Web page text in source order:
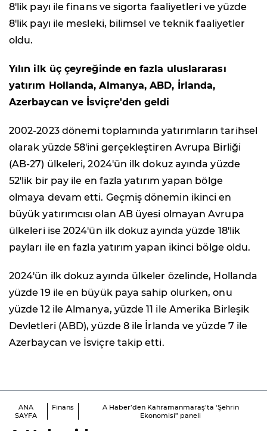
8'lik payı ile finans ve sigorta faaliyetleri ve yüzde
8'lik payı ile mesleki, bilimsel ve teknik faaliyetler
oldu.
Yılın ilk üç çeyreğinde en fazla uluslararası
yatırım Hollanda, Almanya, ABD, İrlanda,
Azerbaycan ve İsviçre'den geldi
2002-2023 dönemi toplamında yatırımların tarihsel
olarak yüzde 58'ini gerçekleştiren Avrupa Birliği
(AB-27) ülkeleri, 2024'ün ilk dokuz ayında yüzde
52'lik bir pay ile en fazla yatırım yapan bölge
olmaya devam etti. Geçmiş dönemin ikinci en
büyük yatırımcısı olan AB üyesi olmayan Avrupa
ülkeleri ise 2024'ün ilk dokuz ayında yüzde 18'lik
payları ile en fazla yatırım yapan ikinci bölge oldu.
2024'ün ilk dokuz ayında ülkeler özelinde, Hollanda
yüzde 19 ile en büyük paya sahip olurken, onu
yüzde 12 ile Almanya, yüzde 11 ile Amerika Birleşik
Devletleri (ABD), yüzde 8 ile İrlanda ve yüzde 7 ile
Azerbaycan ve İsviçre takip etti.
ANA
SAYFA
Finans
A Haber’den Kahramanmaraş’ta ‘Şehrin
Ekonomisi” paneli